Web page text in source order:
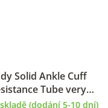
Solid Ankle Cuff
Tube very
guma na cvičení
(dodání 5-10 dní)